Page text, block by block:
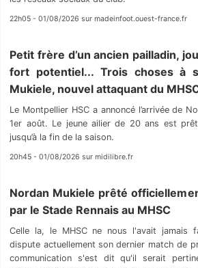
22h05 - 01/08/2026 sur madeinfoot.ouest-france.fr
Petit frère d’un ancien pailladin,
fort potentiel... Trois choses à
Mukiele, nouvel attaquant du
Le Montpellier HSC a annoncé l’arrivée de
1er août. Le jeune ailier de 20 ans est
jusqu’à la fin de la saison.
20h45 - 01/08/2026 sur midilibre.fr
Nordan Mukiele prêté
par le Stade Rennais au MHSC
Celle la, le MHSC ne nous l'avait jamais
dispute actuellement son dernier match de
communication s'est dit qu'il serait